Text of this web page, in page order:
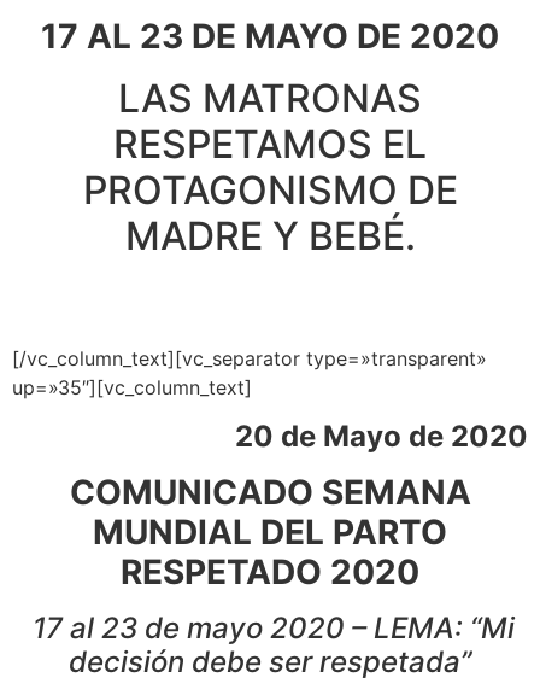
17 AL 23 DE MAYO DE 2020
LAS MATRONAS
RESPETAMOS EL
PROTAGONISMO DE
MADRE Y BEBÉ.
[/vc_column_text][vc_separator type=»transparent»
up=»35″][vc_column_text]
20 de Mayo de 2020
COMUNICADO SEMANA
MUNDIAL DEL PARTO
RESPETADO 2020
17 al 23 de mayo 2020 – LEMA: “Mi
decisión debe ser respetada”